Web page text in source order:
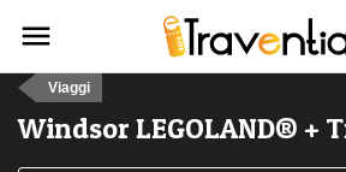
Viaggi
Windsor LEGOLAND® +